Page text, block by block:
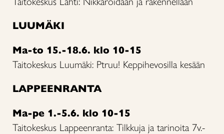
LUUMÄKI
Ma-to 15.-18.6. klo 10-15
Taitokeskus Luumäki: Ptruu! Keppihevosilla kesään
LAPPEENRANTA
Ma-pe 1.-5.6. klo 10-15
Taitokeskus Lappeenranta: Tilkkuja ja tarinoita 7v.-